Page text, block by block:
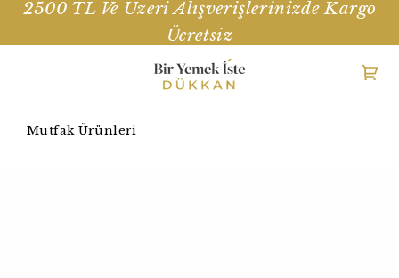
2500 TL Ve Üzeri Alışverişlerinizde Kargo
Ücretsiz
Mutfak Ürünleri